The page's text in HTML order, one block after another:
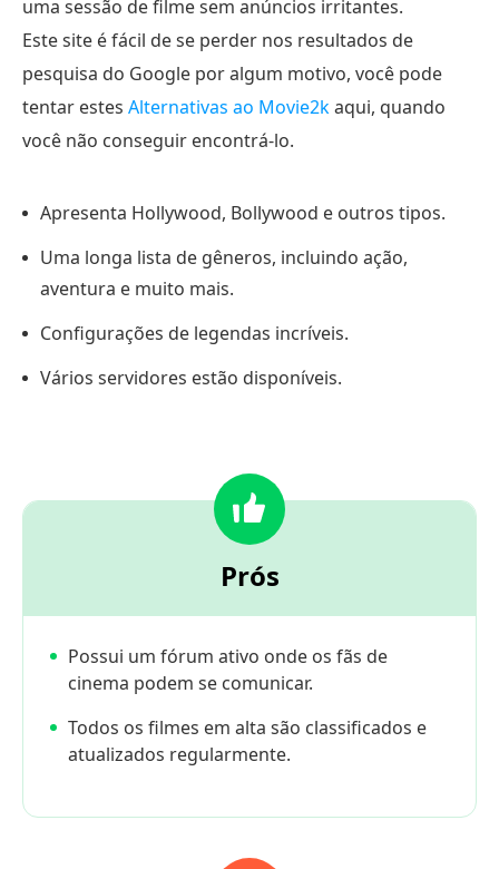
uma sessão de filme sem anúncios irritantes.
Este site é fácil de se perder nos resultados de
pesquisa do Google por algum motivo, você pode
tentar estes Alternativas ao Movie2kaqui, quando
você não conseguir encontrá-lo.
Apresenta Hollywood, Bollywood e outros tipos.
Uma longa lista de gêneros, incluindo ação,
aventura e muito mais.
Configurações de legendas incríveis.
Vários servidores estão disponíveis.
Prós
Possui um fórum ativo onde os fãs de
cinema podem se comunicar.
Todos os filmes em alta são classificados e
atualizados regularmente.